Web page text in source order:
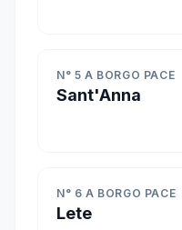
N° 5 A BORGO PACE
Sant'Anna
N° 6 A BORGO PACE
Lete